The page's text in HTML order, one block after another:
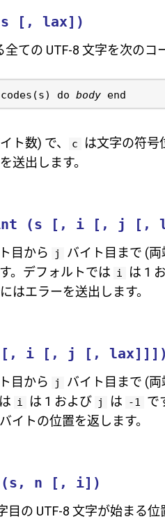
[, lax])
全ての UTF-8 文字を次の
do body
ト数) で、 c
は文字の符号
送出します。
(s [, i [, j [,
目から j
バイト目まで (
。デフォルトでは i は 1
はエラーを送出します。
[, i [, j [, lax]]])
目から j
バイト目まで (
i は 1 および j は -1
で
イトの位置を返します。
(s, n [, i])
目の UTF-8 文字が始まる位